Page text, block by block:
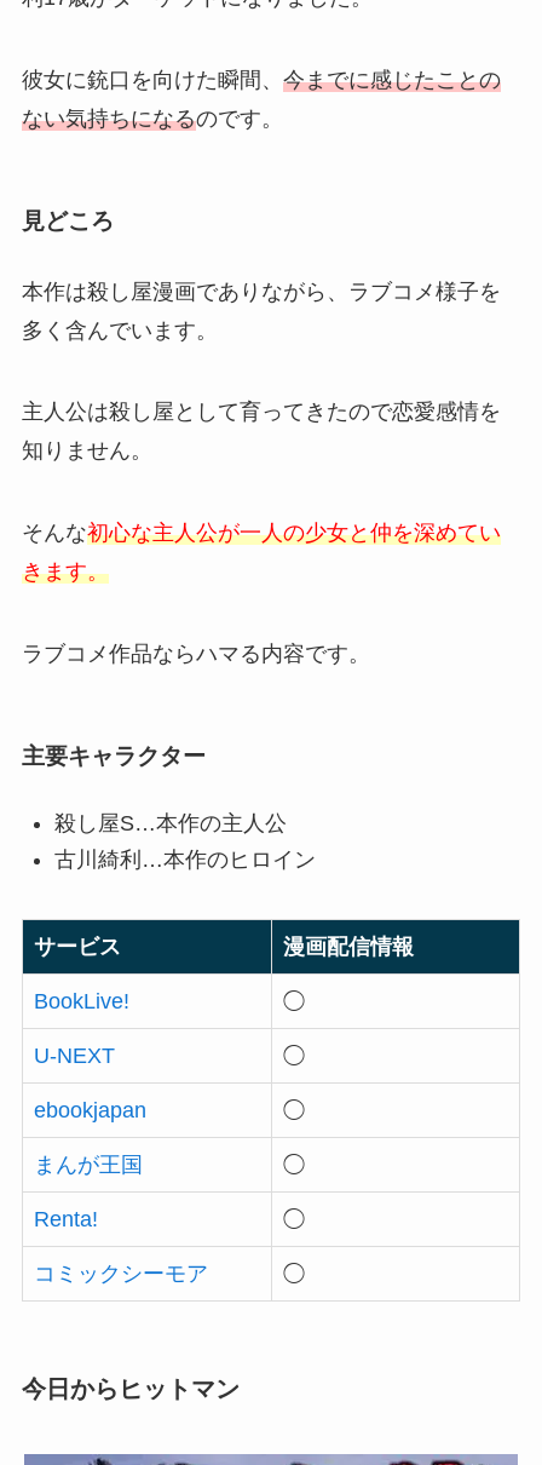
彼女に銃口を向けた瞬間、 今までに感じたことの
ない気持ちになるのです。
見どころ
本作は殺し屋漫画でありながら、ラブコメ様子を
多く含んでいます。
主人公は殺し屋として育ってきたので恋愛感情を
知りません。
そんな初心な主人公が一人の少女と仲を深めてい
きます。
ラブコメ作品ならハマる内容です。
主要キャラクター
殺し屋S…本作の主人公
古川綺利…本作のヒロイン
サービス 漫画配信情報
BookLive! ◯
U-NEXT ◯
ebookjapan ◯
まんが王国 ◯
Renta! ◯
コミックシーモア ◯
今日からヒットマン